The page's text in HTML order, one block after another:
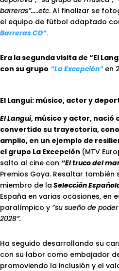
barreras”…..etc. Al finalizar se
el equipo de fútbol adaptado
Barreras CD”.
Era la segunda visita de “El
con su grupo “La Excepción” en
El Langui: músico, actor y
El Langui, músico y actor, nació
convertido su trayectoria,
amplio, en un ejemplo de
el grupo La Excepción (MTV
salto al cine con “El truco del
Premios Goya. Resaltar
miembro de la Selección
España en varias ocasiones, en
paralímpico y “su sueño de
2028”.
Ha seguido desarrollando su
con su labor como embajador
promoviendo la inclusión y el